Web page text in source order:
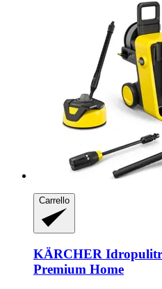
Carrello
KÄRCHER
Premium Home